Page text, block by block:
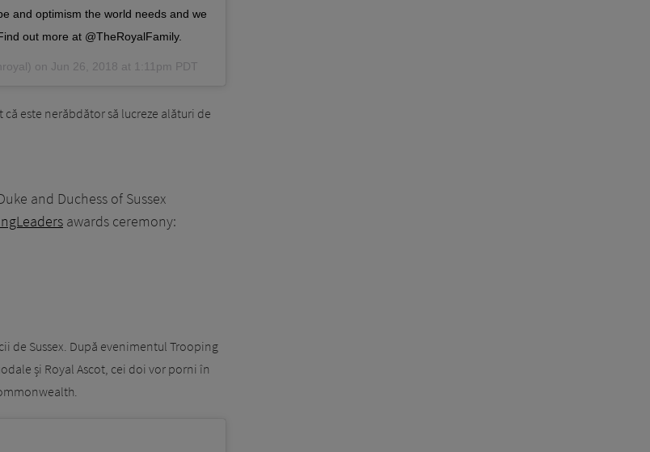
and optimism the world needs and we
out more at @TheRoyalFamily.
on Jun 26, 2018 at 1:11pm PDT
este nerăbdător să lucreze alături de
and Duchess of Sussex
awards ceremony:
de Sussex. După evenimentul Trooping
și Royal Ascot, cei doi vor porni în